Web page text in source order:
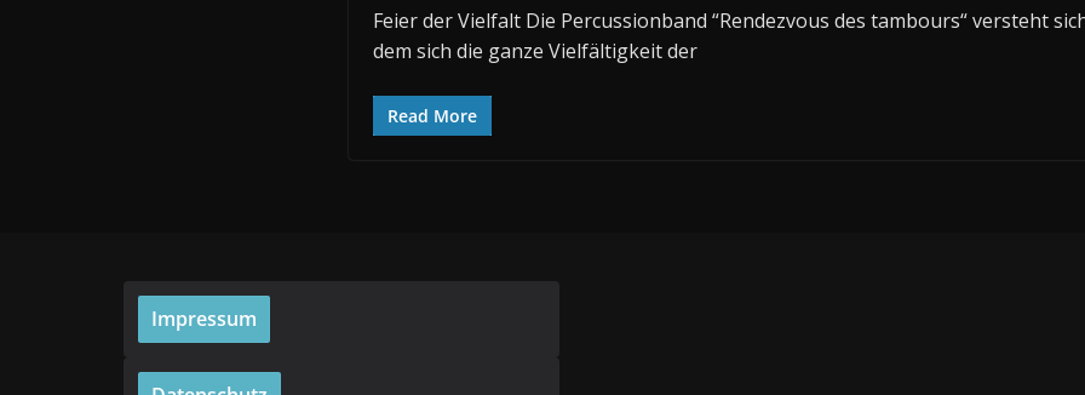
Feier der Vielfalt Die Percussionband “Rendezvous des tambours“ versteht
dem sich die ganze Vielfältigkeit der
Read More
Impressum